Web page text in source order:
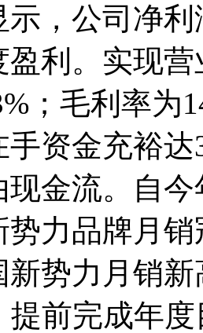
示，公司净
利。实现
；毛利率为
资金充裕
现金流。自
力品牌月
新势力月销
提前完成年